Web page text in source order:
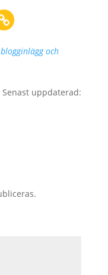
och
Senast uppdaterad: